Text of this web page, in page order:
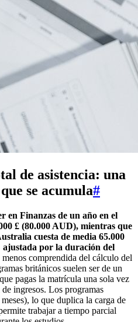
de asistencia: una
se acumula#
en Finanzas de un año en el
£ (80.000 AUD), mientras que
cuesta de media 65.000
por la duración del
comprendida del cálculo del
británicos suelen ser de un
pagas la matrícula una sola vez
ingresos. Los programas
lo que duplica la carga de
trabajar a tiempo parcial